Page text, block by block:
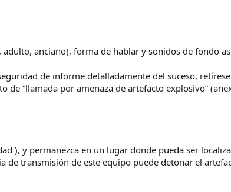
anciano), forma de hablar y sonidos de fondo
de informe detalladamente del suceso,
“llamada por amenaza de artefacto explosivo”
), y permanezca en un lugar donde pueda ser
de transmisión de este equipo puede detonar el